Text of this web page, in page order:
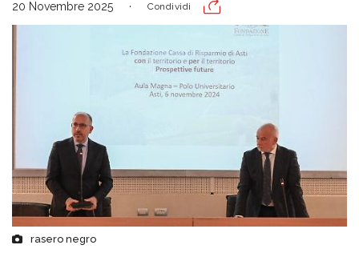
20 Novembre 2025 Condividi
rasero negro